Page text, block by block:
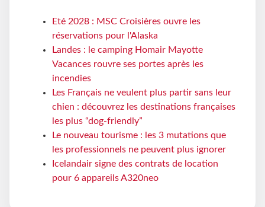
Eté 2028 : MSC Croisières ouvre les
réservations pour l'Alaska
Landes : le camping Homair Mayotte
Vacances rouvre ses portes après les
incendies
Les Français ne veulent plus partir sans leur
chien : découvrez les destinations françaises
les plus “dog-friendly”
Le nouveau tourisme : les 3 mutations que
les professionnels ne peuvent plus ignorer
Icelandair signe des contrats de location
pour 6 appareils A320neo